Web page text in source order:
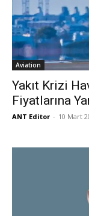
Aviation
Yakıt Krizi
Fiyatlarına
ANT Editor - 10 Mart